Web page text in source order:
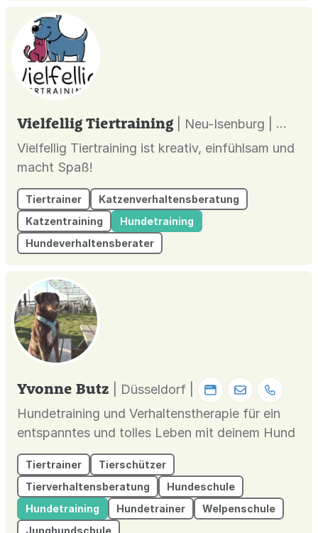
Vielfellig Tiertraining
| Neu-Isenburg |
Vielfellig Tiertraining ist kreativ, einfühlsam und
macht Spaß!
Tiertrainer
Katzenverhaltensberatung
Katzentraining
Hundetraining
Hundeverhaltensberater
Yvonne Butz
| Düsseldorf |
Hundetraining und Verhaltenstherapie für ein
entspanntes und tolles Leben mit deinem Hund
Tiertrainer
Tierschützer
Tierverhaltensberatung
Hundeschule
Hundetraining
Hundetrainer
Welpenschule
Junghundschule